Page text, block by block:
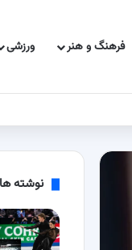
فرهنگ و هنر ورزشی
نوشته